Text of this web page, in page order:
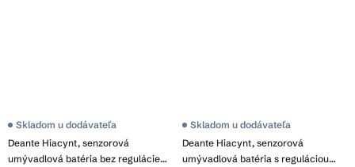
Deante Hiacynt, senzorová
umývadlová batéria bez regulácie
Skladom u dodávateľa
Deante Hiacynt, senzorová
umývadlová batéria s reguláciou
Skladom u dodávateľa